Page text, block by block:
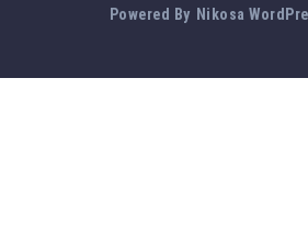
Powered By Nikosa